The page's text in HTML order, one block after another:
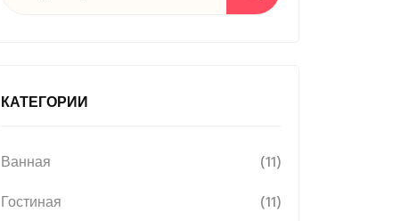
КАТЕГОРИИ
Ванная
(11)
Гостиная
(11)